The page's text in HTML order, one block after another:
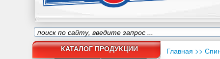
КАТАЛОГ ПРОДУКЦИИ Главная >>